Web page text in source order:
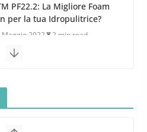
PF22.2: La Migliore Foam
per la tua Idropulitrice?
Maggio 2022 2 min read
Care
Marzo 2025 2 min read